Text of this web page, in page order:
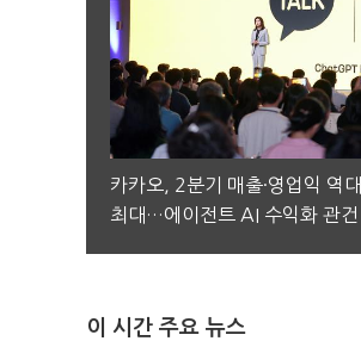
카카오, 2분기 매출·영업익 역대
최대…에이전트 AI 수익화 관건
이 시간 주요 뉴스